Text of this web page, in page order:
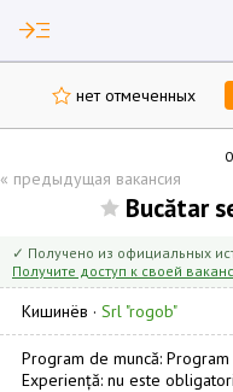
read_more
нет отмеченных
« предыдущая вакансия
Bucătar
✓ Получено из официальных
Получите доступ к своей
Кишинёв · Srl "rogob"
Program de muncă:
Experiență: nu este